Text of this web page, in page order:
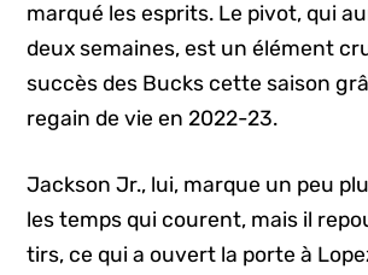
marqué les esprits. Le pivot, qui
deux semaines, est un élément
succès des Bucks cette saison
regain de vie en 2022-23.
Jackson Jr., lui, marque un peu
les temps qui courent, mais il
tirs, ce qui a ouvert la porte à